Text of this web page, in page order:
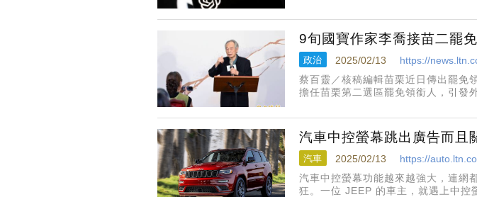
9旬國寶作家李喬接苗二罷
政治 2025/02/13
https://
蔡百靈／核稿編輯苗栗近日傳出罷免
擔任苗栗第二選區罷免領銜人，引發
90歲，在串聯作家連署
汽車中控螢幕跳出廣告而且
汽車 2025/02/13
https://
汽車中控螢幕功能越來越強大，連網
狂。一位 JEEP 的車主，就遇上中控